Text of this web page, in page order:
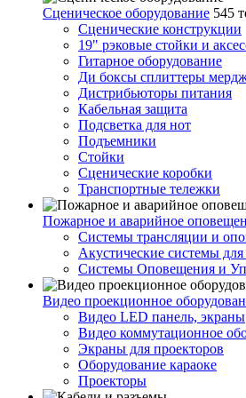
Сценическое оборудование 545
Сценические конструкции
19" рэковые стойки и
Гитарное оборудование
Ди боксы сплиттеры
Дистрибьюторы питания
Кабельная защита
Подсветка для нот
Подъемники
Стойки
Сценические коробки
Транспортные тележки
Пожарное и аварийное
Cистемы трансляции и
Акустические системы
Системы Оповещения и
Видео проекционное
Видео LED панель, экраны
Видео коммутационное
Экраны для проекторов
Оборудование караоке
Проекторы